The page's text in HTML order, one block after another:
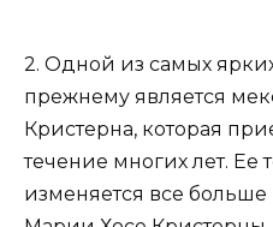
2. Одной из самых
прежнему является
Кристерна, которая
течение многих лет. Ее
изменяется все